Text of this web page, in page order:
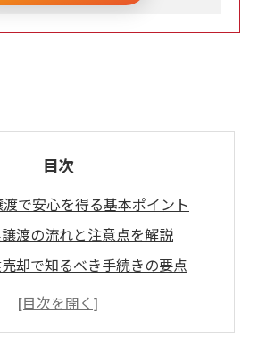
目次
で安心を得る基本ポイント
渡の流れと注意点を解説
却で知るべき手続きの要点
の承諾料相場と交渉方法とは